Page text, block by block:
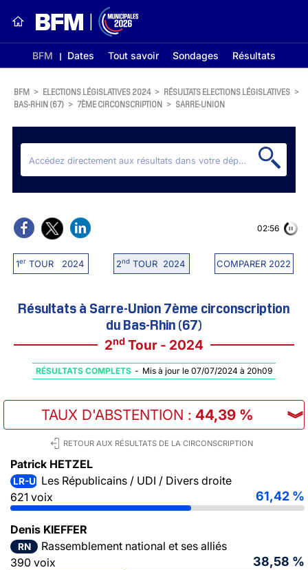
BFM Dates Tout savoir Sondages Résultats
BFM > ELECTIONS LÉGISLATIVES 2024 > RÉSULTATS ELECTIONS LÉGISLATIVES >
BAS-RHIN (67) > 7ÈME CIRCONSCRIPTION > SARRE-UNION
1erTOUR 2024 2ndTOUR 2024 COMPARER 2022
02:56
Résultats à Sarre-Union 7ème circonscription
du Bas-Rhin (67)
2nd Tour - 2024
RÉSULTATS COMPLETS - Mis à jour le 07/07/2024 à 20h09
TAUX D'ABSTENTION : 44,39 % ︾
RETOUR AUX RÉSULTATS DE LA CIRCONSCRIPTION
Patrick HETZEL
LR-UDI-DVDLes Républicains / UDI / Divers droite
621 voix
61,42 %
Denis KIEFFER
RN
Rassemblement national et ses alliés
390 voix
38,58 %